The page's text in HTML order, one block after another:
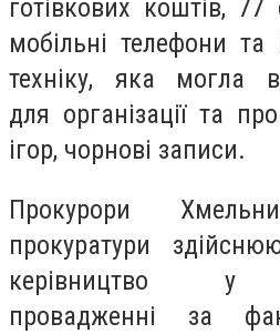
готівкових коштів, 77
мобільні телефони та
техніку, яка могла
для організації та
ігор, чорнові записи.
Прокурори
прокуратури
керівництво у
провадженні за